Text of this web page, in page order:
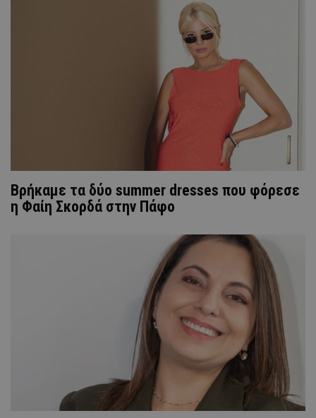
Βρήκαμε τα δύο summer dresses που φόρεσε
η Φαίη Σκορδά στην Πάφο